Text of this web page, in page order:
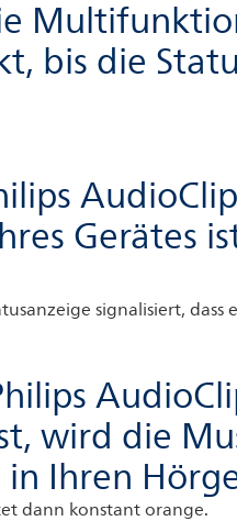
bis die
Gerätes
signalisiert,
wird die
Ihren
dann konstant orange.